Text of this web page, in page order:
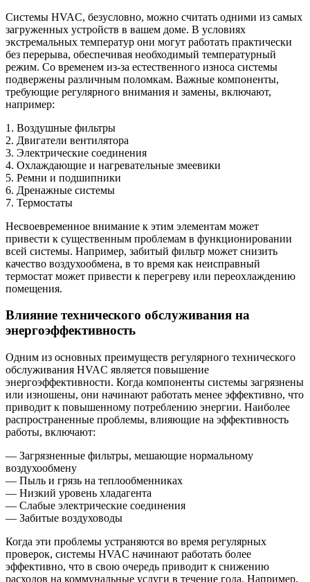
Системы HVAC, безусловно, можно считать одними из самых
загруженных устройств в вашем доме. В условиях
экстремальных температур они могут работать практически
без перерыва, обеспечивая необходимый температурный
режим. Со временем из-за естественного износа системы
подвержены различным поломкам. Важные компоненты,
требующие регулярного внимания и замены, включают,
например:
1. Воздушные фильтры
2. Двигатели вентилятора
3. Электрические соединения
4. Охлаждающие и нагревательные змеевики
5. Ремни и подшипники
6. Дренажные системы
7. Термостаты
Несвоевременное внимание к этим элементам может
привести к существенным проблемам в функционировании
всей системы. Например, забитый фильтр может снизить
качество воздухообмена, в то время как неисправный
термостат может привести к перегреву или переохлаждению
помещения.
Влияние технического обслуживания на
энергоэффективность
Одним из основных преимуществ регулярного технического
обслуживания HVAC является повышение
энергоэффективности. Когда компоненты системы загрязнены
или изношены, они начинают работать менее эффективно, что
приводит к повышенному потреблению энергии. Наиболее
распространенные проблемы, влияющие на эффективность
работы, включают:
— Загрязненные фильтры, мешающие нормальному
воздухообмену
— Пыль и грязь на теплообменниках
— Низкий уровень хладагента
— Слабые электрические соединения
— Забитые воздуховоды
Когда эти проблемы устраняются во время регулярных
проверок, системы HVAC начинают работать более
эффективно, что в свою очередь приводит к снижению
расходов на коммунальные услуги в течение года. Например,